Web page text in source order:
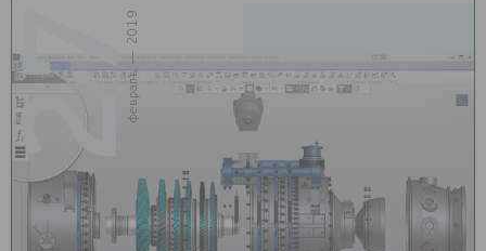
27
февраль — 2019